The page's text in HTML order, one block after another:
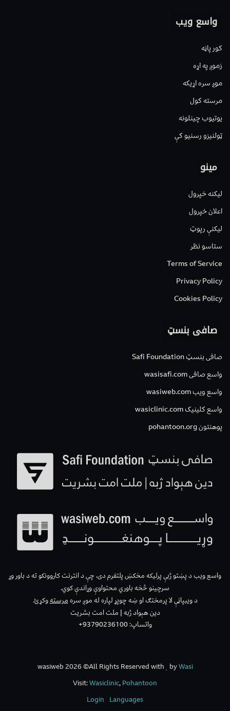
واسع ویب
کور پاڼه
زموږ په اړه
موږ سره اړیکه
مرسته کول
یوتیوب چینلونه
ټولنیزو رسنیو کې
مینو
لیکنه خپرول
اعلان خپرول
لیکنې رپوټ
ستاسو نظر
Terms of Service
Privacy Policy
Cookies Policy
صافی بنسټ
صافی بنسټ Safi Foundation
واسع صافی wasisafi.com
واسع ویب wasiweb.com
واسع کلینیک wasiclinic.com
پوهنتون pohantoon.org
واسع ویب د پښتو ژبې پرلیکه مخکښ پلتفرم دی، چې د انترنت کاروونکو ته د باور وړ
سرچینو څخه باوري محتواوې وړاندې کوي.
د ویبپاڼې لا پرمختګ او ښه چوپړ لپاره له موږ سرهمرستهوکړئ.
دین هېواد ژبه | ملت امت بشریت
واتساپ: 93790236100+
wasiweb 2026 ©All Rights Reserved with byWasi
Visit:Wasiclinic,Pohantoon
Languages
Login